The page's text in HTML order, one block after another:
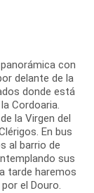
con
delante de la
donde está
Cordoaria.
la Virgen del
En bus
al barrio de
sus
tarde haremos
el Douro.